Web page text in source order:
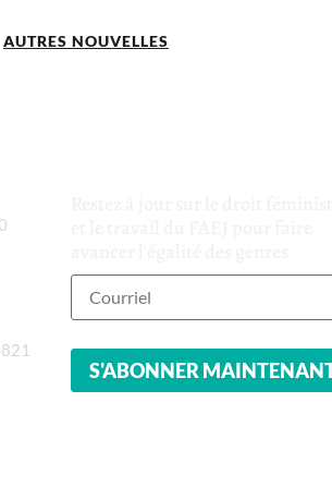
AUTRES NOUVELLES